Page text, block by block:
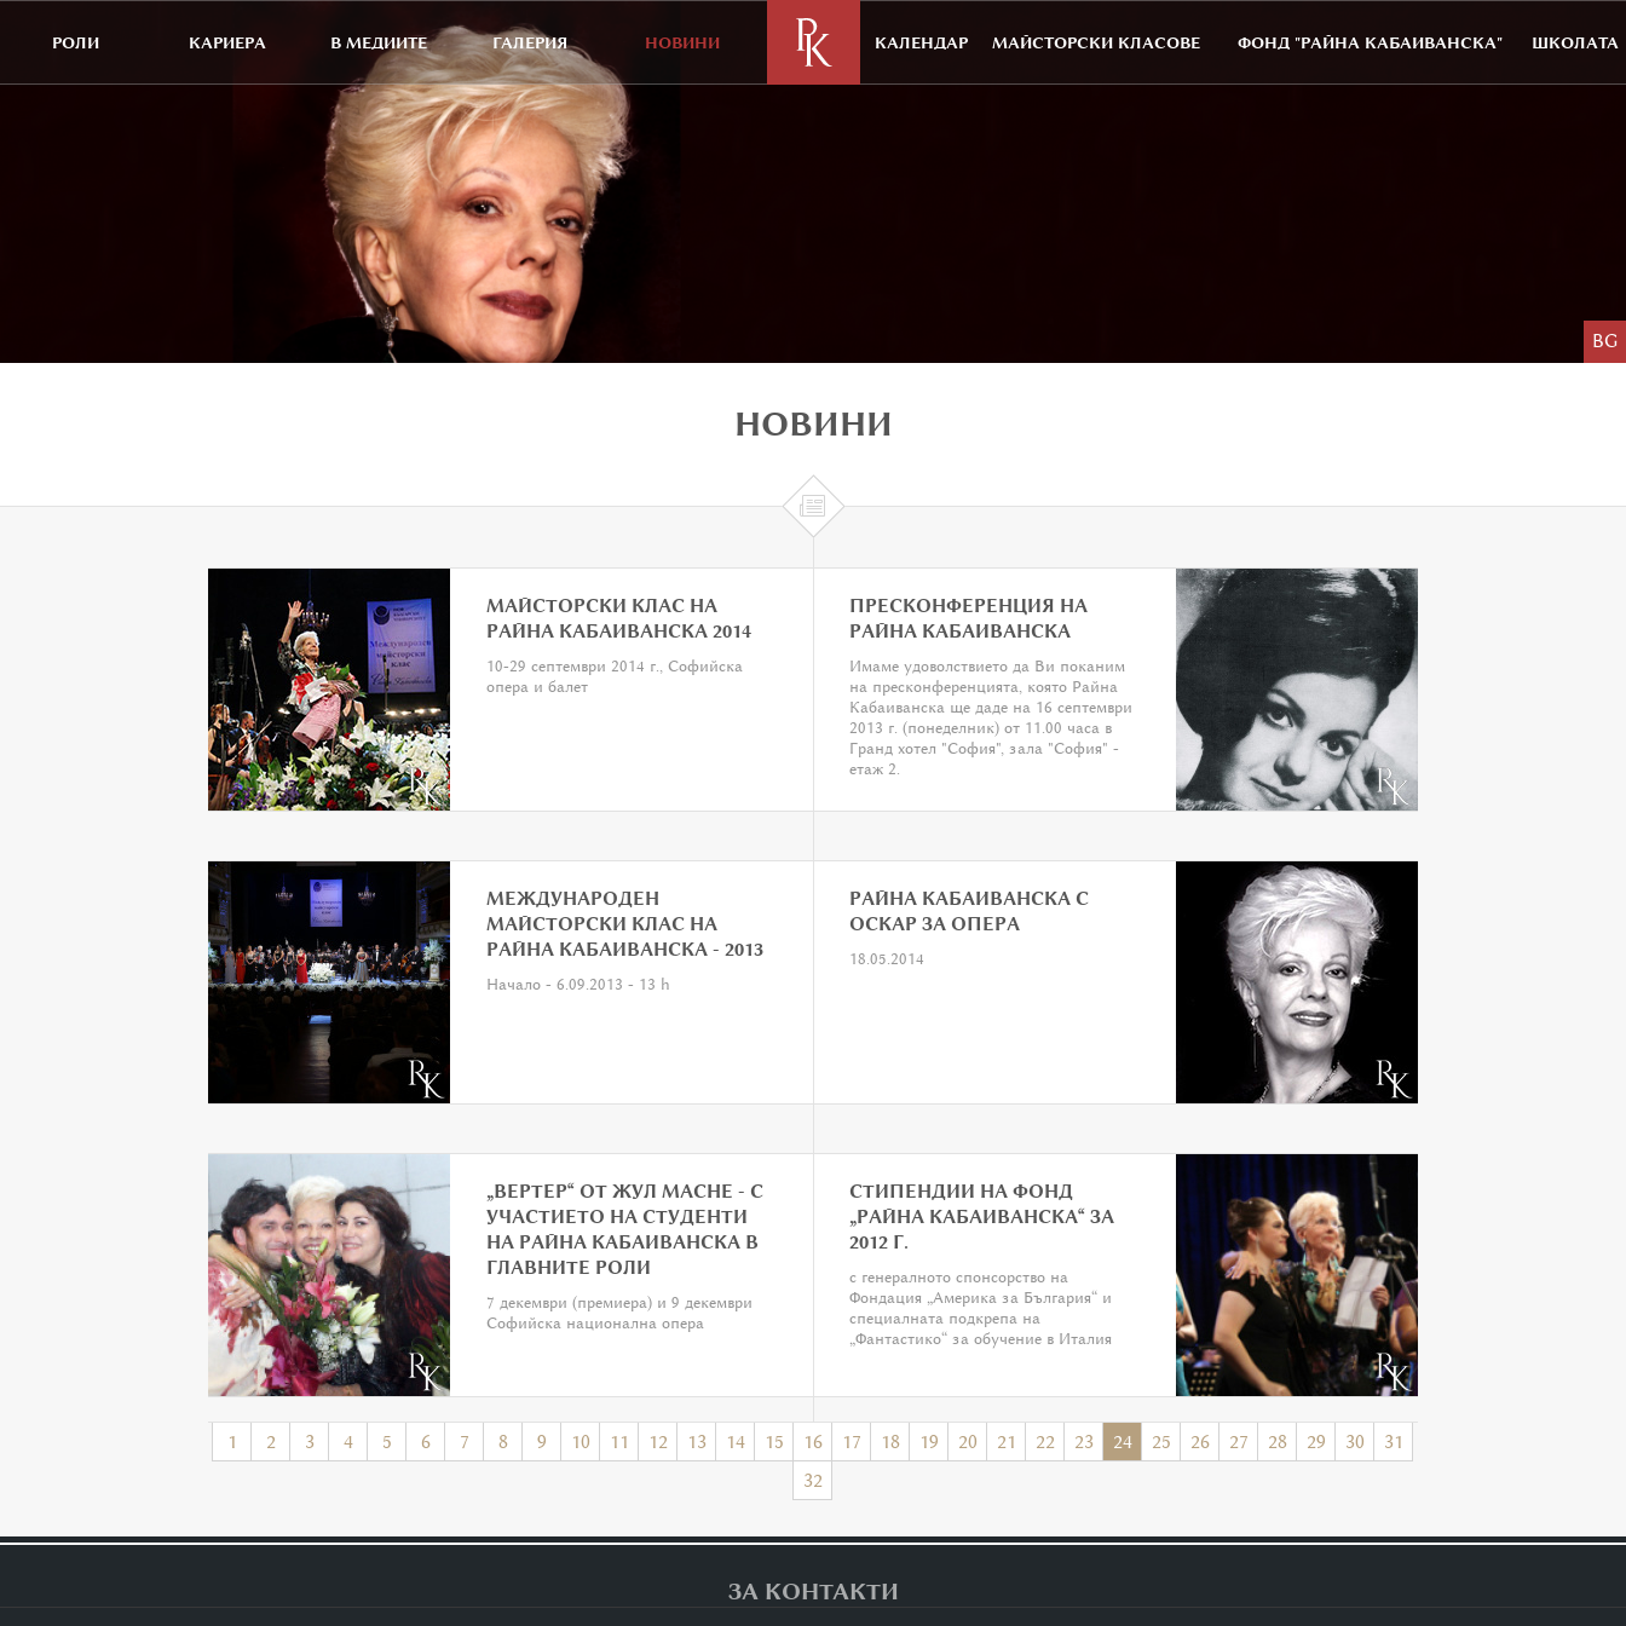
РОЛИ КАРИЕРА В МЕДИИТЕ ГАЛЕРИЯ НОВИНИ КАЛЕНДАР МАЙСТОРСКИ КЛАСОВЕ ФОНД "РАЙНА КАБАИВАНСКА" ШКОЛАТА
BG
НОВИНИ


МАЙСТОРСКИ КЛАС НА
РАЙНА КАБАИВАНСКА 2014
10-29 септември 2014 г., Софийска
опера и балет

ПРЕСКОНФЕРЕНЦИЯ НА
РАЙНА КАБАИВАНСКА
Имаме удоволствието да Ви поканим
на пресконференцията, която Райна
Кабаиванска ще даде на 16 септември
2013 г. (понеделник) от 11.00 часа в
Гранд хотел "София", зала "София" -
етаж 2.

МЕЖДУНАРОДЕН
МАЙСТОРСКИ КЛАС НА
РАЙНА КАБАИВАНСКА - 2013
Начало - 6.09.2013 - 13 h
РАЙНА КАБАИВАНСКА С
ОСКАР ЗА ОПЕРА
18.05.2014

„ВЕРТЕР“ ОТ ЖУЛ МАСНЕ - С
УЧАСТИЕТО НА СТУДЕНТИ
НА РАЙНА КАБАИВАНСКА В
ГЛАВНИТЕ РОЛИ
7 декември (премиера) и 9 декември
Софийска национална опера

СТИПЕНДИИ НА ФОНД
„РАЙНА КАБАИВАНСКА“ ЗА
2012 Г.
с генералното спонсорство на
Фондация „Америка за България“ и
специалната подкрепа на
„Фантастико“ за обучение в Италия
1 2 3 4 5 6 7 8 9 10 11 12 13 14 15 16 17 18 19 20 21 22 23 24 25 26 27 28 29 30
31
32
ЗА КОНТАКТИ